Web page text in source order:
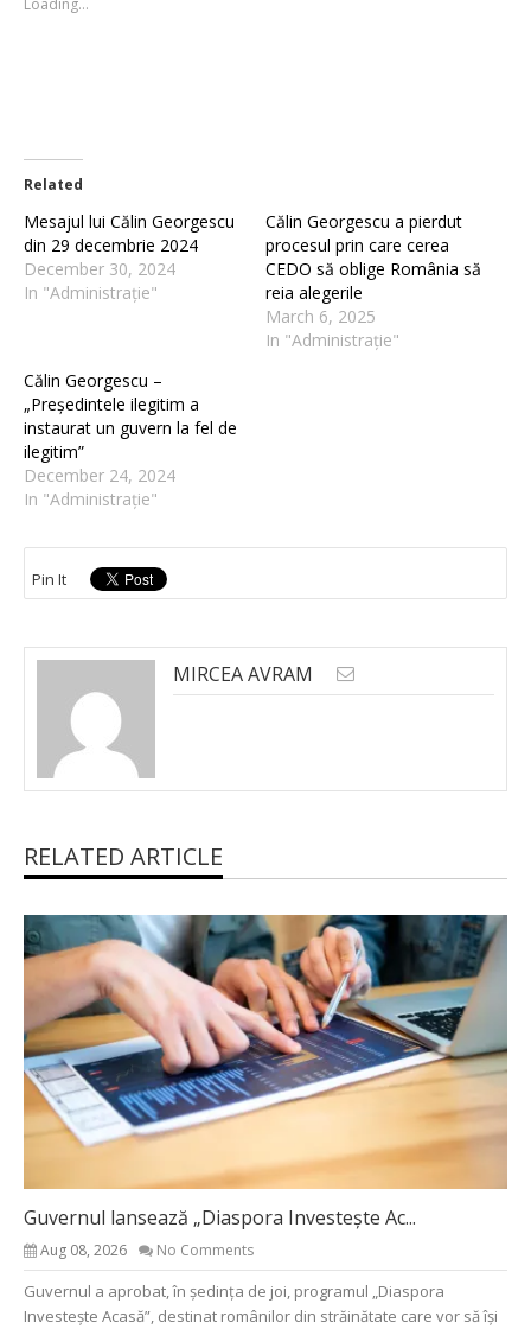
window)
Related
Mesajul lui Călin Georgescu
din 29 decembrie 2024
December 30, 2024
In "Administrație"
Călin Georgescu a pierdut
procesul prin care cerea
CEDO să oblige România să
reia alegerile
March 6, 2025
In "Administrație"
Călin Georgescu –
„Președintele ilegitim a
instaurat un guvern la fel de
ilegitim”
December 24, 2024
In "Administrație"
Pin It
MIRCEA AVRAM
RELATED ARTICLE
Guvernul lansează „Diaspora Investește Ac...
Aug 08, 2026 No Comments
Guvernul a aprobat, în ședința de joi, programul „Diaspora
Investește Acasă”, destinat românilor din străinătate care vor să își